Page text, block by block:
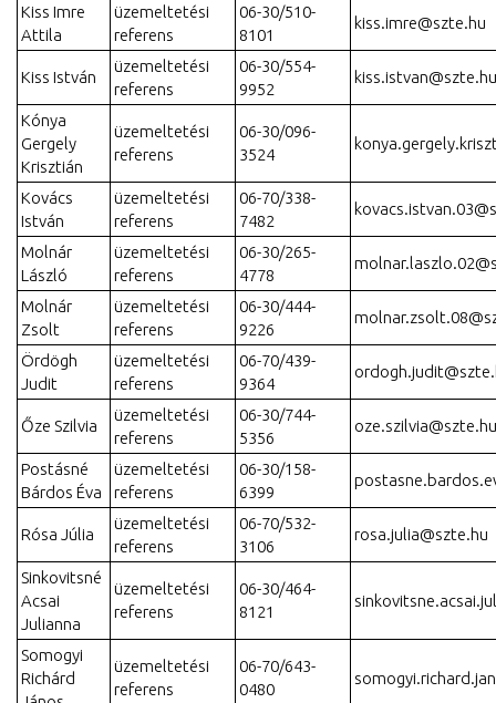
Kiss Imre
Attila
üzemeltetési
referens
06-30/510-
8101
kiss.imre@szte.hu
Kiss István
üzemeltetési
referens
06-30/554-
9952
kiss.istvan@szte.hu
Kónya
Gergely
Krisztián
üzemeltetési
referens
06-30/096-
3524
Kovács
István
üzemeltetési
referens
06-70/338-
7482
Molnár
László
üzemeltetési
referens
06-30/265-
4778
Molnár
Zsolt
üzemeltetési
referens
06-30/444-
9226
Ördögh
Judit
üzemeltetési
referens
06-70/439-
9364
Őze Szilvia
üzemeltetési
referens
06-30/744-
5356
oze.szilvia@szte.hu
Postásné
Bárdos Éva
üzemeltetési
referens
06-30/158-
6399
Rósa Júlia
üzemeltetési
referens
06-70/532-
3106
rosa.julia@szte.hu
Sinkovitsné
Acsai
Julianna
üzemeltetési
referens
06-30/464-
8121
Somogyi
Richárd
üzemeltetési
referens
06-70/643-
0480